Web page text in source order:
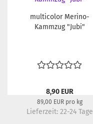
multicolor Merino-
Kammzug "Jubi"
8,90 EUR
89,00 EUR pro kg
Lieferzeit: 22-24 Tage